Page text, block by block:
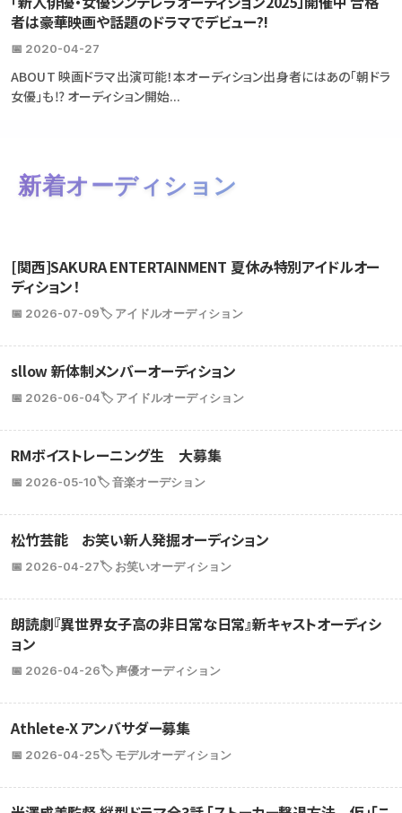
者は豪華映画や話題のドラマでデビュー?!
📅 2020-04-27
ABOUT 映画ドラマ出演可能！本オーディション出身者にはあの「朝ドラ
女優」も⁉ オーディション開始...
新着オーディション
[関西]SAKURA ENTERTAINMENT 夏休み特別アイドルオー
ディション！
📅 2026-07-09🏷️ アイドルオーディション
sllow 新体制メンバーオーディション
📅 2026-06-04🏷️ アイドルオーディション
RMボイストレーニング生 大募集
📅 2026-05-10🏷️ 音楽オーデション
松竹芸能 お笑い新人発掘オーディション
📅 2026-04-27🏷️ お笑いオーディション
朗読劇『異世界女子高の非日常な日常』新キャストオーディシ
ョン
📅 2026-04-26🏷️ 声優オーディション
Athlete-X アンバサダー募集
📅 2026-04-25🏷️ モデルオーディション